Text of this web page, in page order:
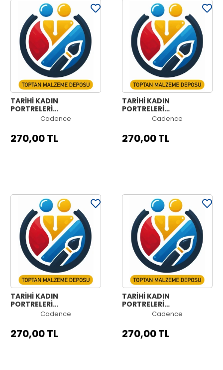
TARİHİ KADIN
PORTRELERİ
KOLEKSİYONU HW-08
Cadence
270,00 TL
TARİHİ KADIN
PORTRELERİ
KOLEKSİYONU HW-07
Cadence
270,00 TL
TARİHİ KADIN
PORTRELERİ
KOLEKSİYONU HW-06
Cadence
270,00 TL
TARİHİ KADIN
PORTRELERİ
KOLEKSİYONU HW-05
Cadence
270,00 TL